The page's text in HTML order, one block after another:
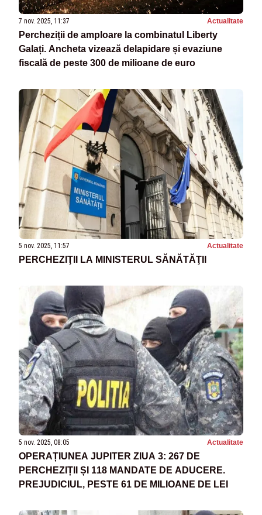
7 nov. 2025, 11:37 Actualitate
Percheziții de amploare la combinatul Liberty
Galați. Ancheta vizează delapidare și evaziune
fiscală de peste 300 de milioane de euro
5 nov. 2025, 11:57 Actualitate
PERCHEZIŢII LA MINISTERUL SĂNĂTĂŢII
5 nov. 2025, 08:05 Actualitate
OPERAȚIUNEA JUPITER ZIUA 3: 267 DE
PERCHEZIȚII ȘI 118 MANDATE DE ADUCERE.
PREJUDICIUL, PESTE 61 DE MILIOANE DE LEI